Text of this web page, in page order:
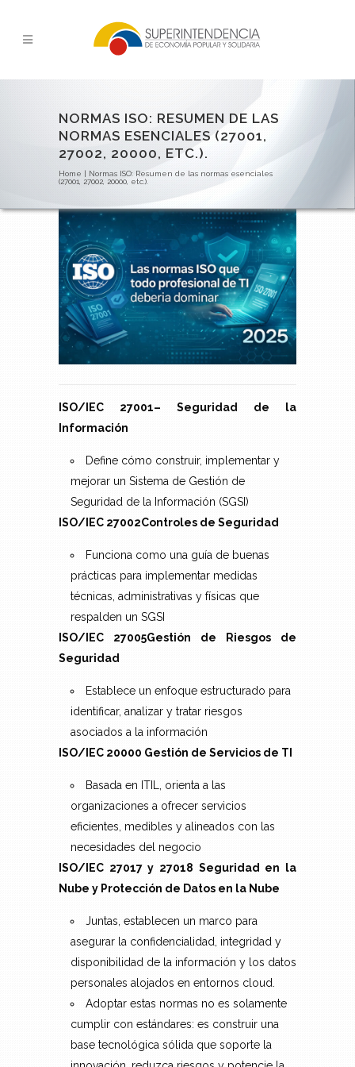
NORMAS ISO: RESUMEN DE LAS
NORMAS ESENCIALES (27001,
27002, 20000, ETC.).
Home | Normas ISO: Resumen de las normas esenciales
(27001, 27002, 20000, etc.).
ISO/IEC 27001– Seguridad de la
Información
Define cómo construir, implementar y
mejorar un Sistema de Gestión de
Seguridad de la Información (SGSI)
ISO/IEC 27002Controles de Seguridad
Funciona como una guía de buenas
prácticas para implementar medidas
técnicas, administrativas y físicas que
respalden un SGSI
ISO/IEC 27005Gestión de Riesgos de
Seguridad
Establece un enfoque estructurado para
identificar, analizar y tratar riesgos
asociados a la información
ISO/IEC 20000 Gestión de Servicios de TI
Basada en ITIL, orienta a las
organizaciones a ofrecer servicios
eficientes, medibles y alineados con las
necesidades del negocio
ISO/IEC 27017 y 27018 Seguridad en la
Nube y Protección de Datos en la Nube
Juntas, establecen un marco para
asegurar la confidencialidad, integridad y
disponibilidad de la información y los datos
personales alojados en entornos cloud.
Adoptar estas normas no es solamente
cumplir con estándares: es construir una
base tecnológica sólida que soporte la